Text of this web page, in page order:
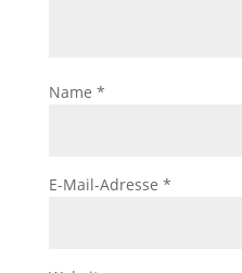
Name *
E-Mail-Adresse *